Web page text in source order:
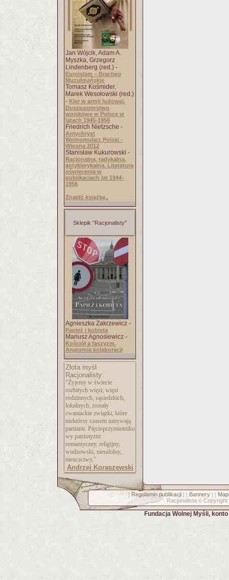
Jan Wójcik, Adam A.
Myszka, Grzegorz
Lindenberg (red.) -
Euroislam – Bractwo
Muzułmańskie
Tomasz Kośmider,
Marek Wesołowski (red.)
- Kler w armii ludowej.
Duszpasterstwo
wojskowe w Polsce w
latach 1945-1956
Friedrich Nietzsche -
Antychryst
Wolnomularz Polski -
Wiosna 2012
Stanisław Kukurowski -
Racjonalna, radykalna,
antyklerykalna. Literatura
oświecenia w
publikacjach lat 1944-
1956
Znajdź książkę..
Sklepik "Racjonalisty"
Agnieszka Zakrzewicz -
Papież i kobieta
Mariusz Agnosiewicz -
Kościół a faszyzm.
Anatomia kolaboracji
Złota myśl
Racjonalisty:
"Żyjemy w świecie
rozbitych więzi; więzi
rodzinnych, sąsiedzkich,
lokalnych; zostały
cwaniackie związki, które
niektórzy czasem nazywają
partiami. Pięcioprzymiotniko
wy patriotyzm:
romantyczny, religijny,
wodzowski, nieudolny,
nieuczciwy."
Andrzej Koraszewski
[ Regulamin publikacji] [ Bannery] [
Racjonalista © Copyright
Fundacja Wolnej Myśli,